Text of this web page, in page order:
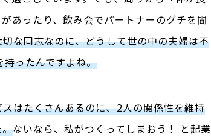
あったり、飲み会でパートナーのグチを聞
な同志なのに、どうして世の中の夫婦は不
持ったんですよね。
はたくさんあるのに、2人の関係性を維持
ないなら、私がつくってしまおう！ と起業